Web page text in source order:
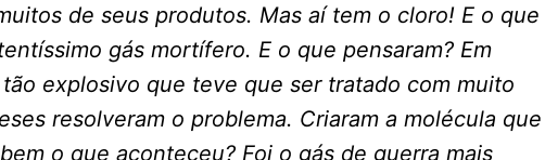
de seus produtos. Mas aí tem o cloro! E o que
gás mortífero. E o que pensaram? Em
explosivo que teve que ser tratado com muito
resolveram o problema. Criaram a molécula que
o que aconteceu? Foi o gás de guerra mais